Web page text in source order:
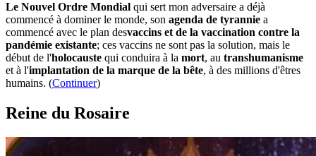
Le Nouvel Ordre Mondial qui sert mon adversaire a déjà
commencé à dominer le monde, son agenda de tyrannie a
commencé avec le plan desvaccins et de la vaccination contre la
pandémie existante; ces vaccins ne sont pas la solution, mais le
début de l'holocauste qui conduira à la mort, au transhumanisme
et à l'implantation de la marque de la bête, à des millions d'êtres
humains. (Continuer)
Reine du Rosaire